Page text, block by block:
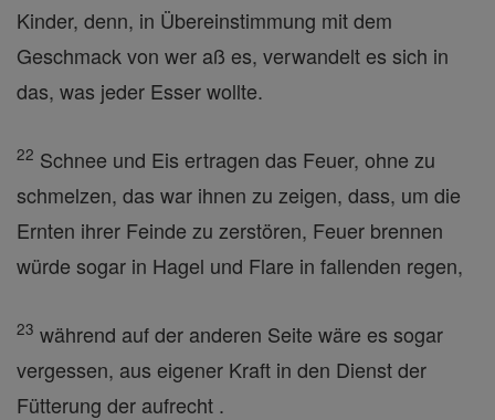
Kinder, denn, in Übereinstimmung mit dem
Geschmack von wer aß es, verwandelt es sich in
das, was jeder Esser wollte.
22 Schnee und Eis ertragen das Feuer, ohne zu
schmelzen, das war ihnen zu zeigen, dass, um die
Ernten ihrer Feinde zu zerstören, Feuer brennen
würde sogar in Hagel und Flare in fallenden regen,
23 während auf der anderen Seite wäre es sogar
vergessen, aus eigener Kraft in den Dienst der
Fütterung der aufrecht .